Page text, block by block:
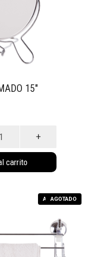
15″
carrito
AGOTADO
AGOTADO